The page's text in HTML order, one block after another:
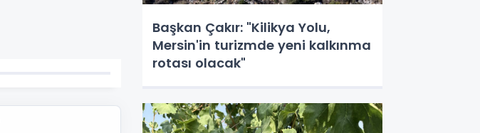
Başkan Çakır: "Kilikya Yolu,
Mersin'in turizmde yeni kalkınma
rotası olacak"